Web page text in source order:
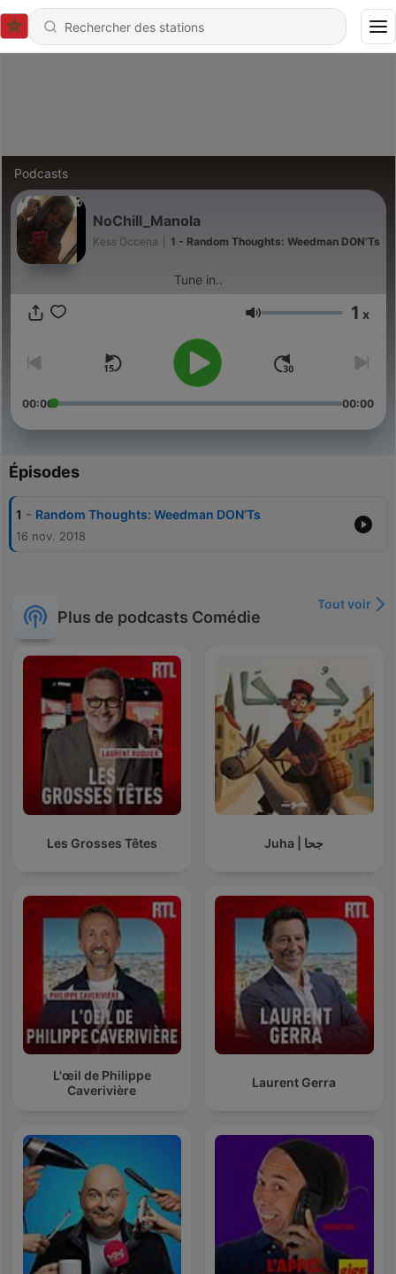
Podcasts
NoChill_Manola
Kess Occena 1 - Random Thoughts: Weedman DON’Ts
Tune in..
Volume 1 x
00:00 00:00
Épisodes
1 - Random Thoughts: Weedman DON’Ts
16 nov. 2018
Plus de podcasts Comédie
Tout voir
Les Grosses Têtes Juha | جحا
L'œil de Philippe
Caverivière
Laurent Gerra